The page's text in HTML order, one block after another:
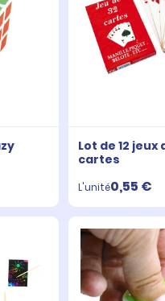
Lot de 12 jeux
cartes
L'unité0,55 €